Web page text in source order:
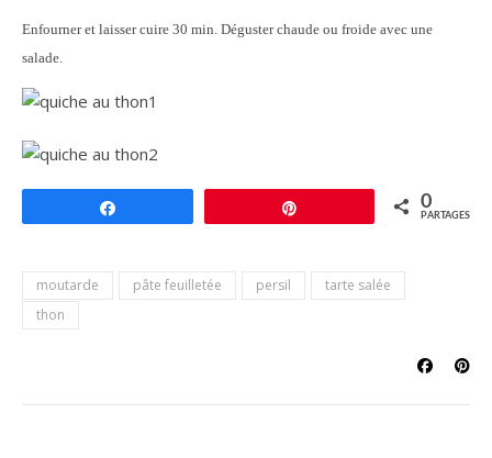
Enfourner et laisser cuire 30 min. Déguster chaude ou froide avec une
salade.
0
PARTAGES
moutarde pâte feuilletée persil
tarte salée
thon